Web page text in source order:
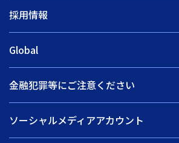
採用情報
Global
金融犯罪等にご注意ください
ソーシャルメディアアカウント